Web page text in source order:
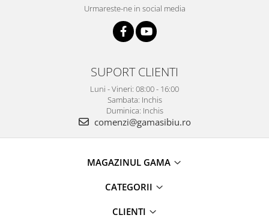
Urmareste-ne in social media
SUPORT CLIENTI
Luni - Vineri: 08:00 - 16:00
Sambata: Inchis
Duminica: Inchis
comenzi@gamasibiu.ro
MAGAZINUL GAMA
CATEGORII
CLIENTI